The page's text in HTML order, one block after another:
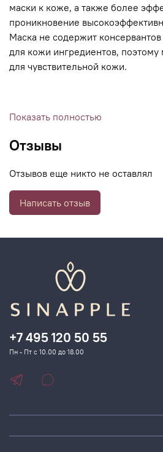
маски к коже, а также более
проникновение
Маска не содержит
для кожи ингредиентов,
для чувствительной кожи.
- Антивозрастная
нанокомплекс, которые
- Убирает землистый и желтый
консервантом
лосьон, эссенцию и эмульсию
Показать полностью
Отзывы
Отзывов еще никто не оставлял
Написать отзыв
+7 495 120 50 55
Пн - Пт с 10.00 до 18.00